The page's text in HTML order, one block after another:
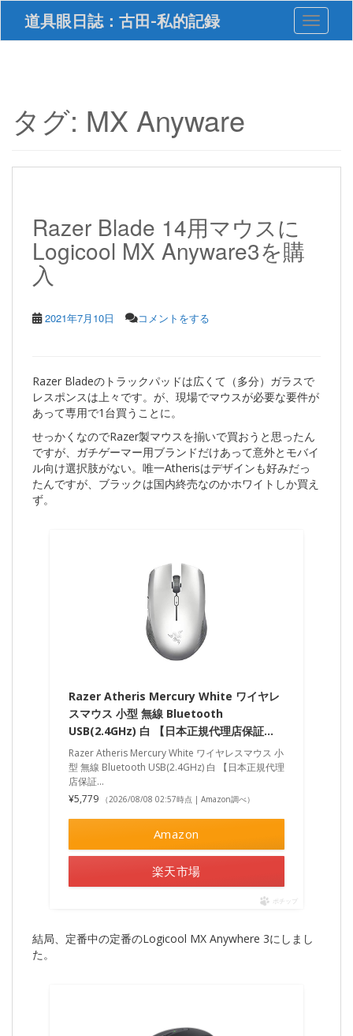
i
道具眼日誌：古田-私的記録 Toggle
タグ: MX Anyware
Razer Blade 14用マウスに
Logicool MX Anyware3を購
入
2021年7月10日 コメントをする
Razer Bladeのトラックパッドは広くて（多分）ガラスで
レスポンスは上々です。が、現場でマウスが必要な要件が
あって専用で1台買うことに。
せっかくなのでRazer製マウスを揃いで買おうと思ったん
ですが、ガチゲーマー用ブランドだけあって意外とモバイ
ル向け選択肢がない。唯一Atherisはデザインも好みだっ
たんですが、ブラックは国内終売なのかホワイトしか買え
ず。
Razer Atheris Mercury White ワイヤレ
スマウス 小型 無線 Bluetooth
USB(2.4GHz) 白 【日本正規代理店保証…
Razer Atheris Mercury White ワイヤレスマウス 小
型 無線 Bluetooth USB(2.4GHz) 白 【日本正規代理
店保証...
¥5,779
（2026/08/08 02:57時点 | Amazon調べ）
Amazon
楽天市場
ポチップ
結局、定番中の定番のLogicool MX Anywhere 3にしまし
た。